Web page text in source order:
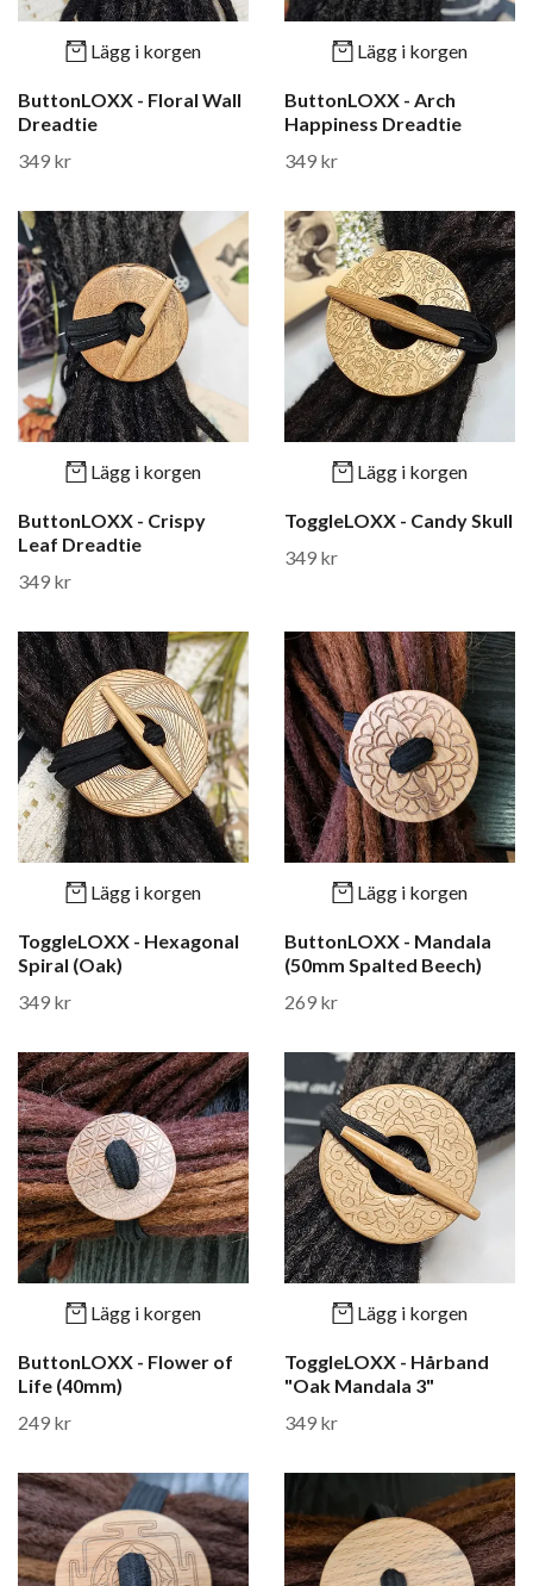
Lägg i korgen
ButtonLOXX - Floral Wall
Dreadtie
349 kr
Lägg i korgen
ButtonLOXX - Arch
Happiness Dreadtie
349 kr
Lägg i korgen
ButtonLOXX - Crispy
Leaf Dreadtie
349 kr
Lägg i korgen
ToggleLOXX - Candy Skull
349 kr
Lägg i korgen
ToggleLOXX - Hexagonal
Spiral (Oak)
349 kr
Lägg i korgen
ButtonLOXX - Mandala
(50mm Spalted Beech)
269 kr
Lägg i korgen
ButtonLOXX - Flower of
Life (40mm)
249 kr
Lägg i korgen
ToggleLOXX - Hårband
"Oak Mandala 3"
349 kr